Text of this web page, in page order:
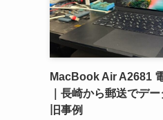
MacBook Air A2681
｜長崎から郵送でデ
旧事例